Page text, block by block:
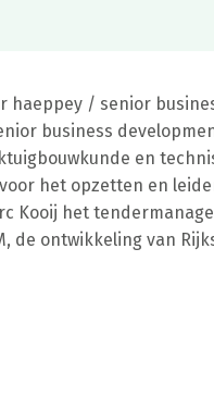
haeppey / senior
business
en
het opzetten en
Kooij het
de ontwikkeling van